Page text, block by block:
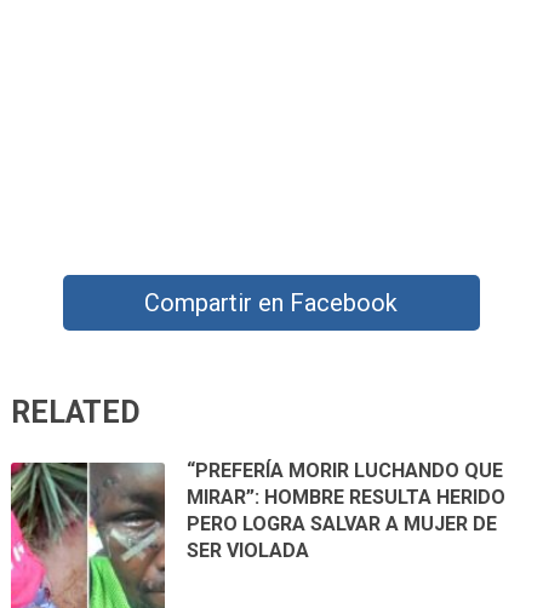
Compartir en Facebook
RELATED
“PREFERÍA MORIR LUCHANDO QUE
MIRAR”: HOMBRE RESULTA HERIDO
PERO LOGRA SALVAR A MUJER DE
SER VIOLADA